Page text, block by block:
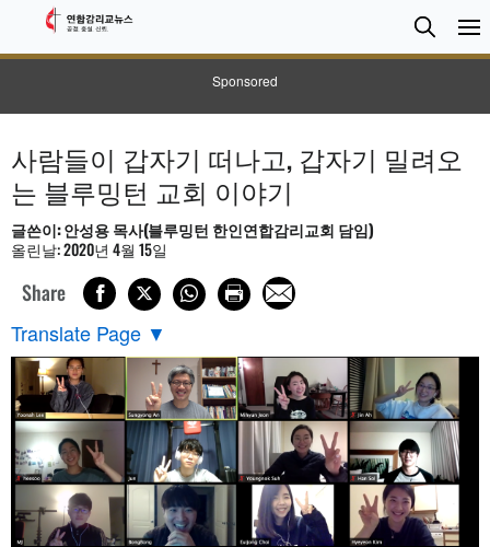
Sponsored
검
색
Search
사람들이 갑자기 떠나고, 갑자기 밀려오
는 블루밍턴 교회 이야기
글쓴이: 안성용 목사(블루밍턴 한인연합감리교회 담임)
올린날: 2020년 4월 15일
Share
Translate Page ▼